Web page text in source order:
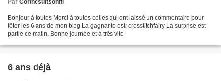
Par Corinesuitsonfil
Bonjour à toutes Merci à toutes celles qui ont laissé un commentaire pour
fêter les 6 ans de mon blog La gagnante est: crosstitchfairy La surprise est
partie ce matin. Bonne journée et à très vite
6 ans déjà